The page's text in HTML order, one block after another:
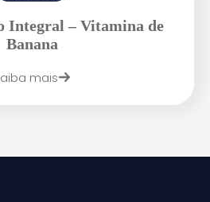
Integral – Vitamina de
Banana
mais